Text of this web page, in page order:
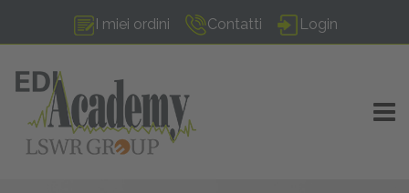
I miei ordini Contatti Login